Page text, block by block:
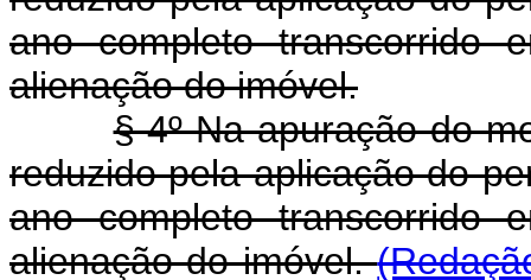
ano completo
alienação do imóvel.
§ 4º Na apuração do
reduzido pela aplicação do
ano completo
alienação do imóvel.